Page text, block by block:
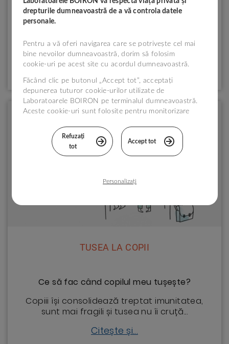
DESCOPERĂ SOLUȚIILE BOIRON
TUSEA LA COPII
Ce să fac când copilul meu tușește?
Copiii își consolidează treptat imunitatea,
sunt mai fragili și tusea nu îi cruță...
Citește și...
drepturile dumneavoastră de a vă controla datele
personale.
Pentru a vă oferi navigarea care se potrivește cel mai
bine nevoilor dumneavoastră, dorim să folosim
cookie-uri pe acest site cu acordul dumneavoastră.
Făcând clic pe butonul „Accept tot”, acceptați
depunerea tuturor cookie-urilor utilizate de
Laboratoarele BOIRON pe terminalul dumneavoastră.
Aceste cookie-uri sunt folosite pentru monitorizare
vizita dumneavoastră pe site-ul nostru.
Puteți configura alegerile în funcție de cookie-uri
făcând clic pe „Personalizați” sau să le refuzați
informații, vă așteptăm pe paginaPolitica de
Refuzați
tot
Accept tot
Personalizați